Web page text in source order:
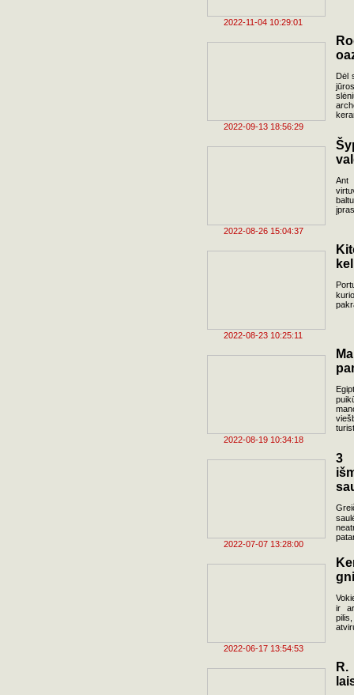
2022-11-04 10:29:01
2022-09-13 18:56:29
Dėl
2022-08-26 15:04:37
Ant
2022-08-23 10:25:11
2022-08-19 10:34:18
2022-07-07 13:28:00
3
2022-06-17 13:54:53
ir
R.